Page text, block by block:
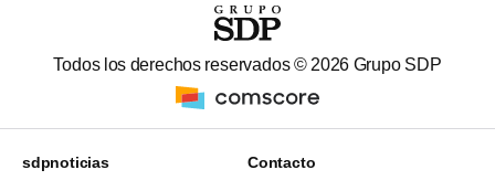
Todos los derechos reservados © 2026 Grupo SDP
sdpnoticias Contacto